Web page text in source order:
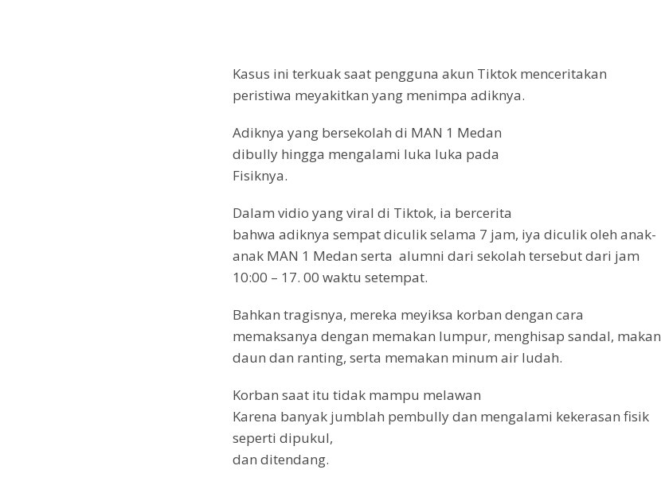
Kasus ini terkuak saat pengguna akun Tiktok menceritakan
peristiwa meyakitkan yang menimpa adiknya.
Adiknya yang bersekolah di MAN 1 Medan
dibully hingga mengalami luka luka pada
Fisiknya.
Dalam vidio yang viral di Tiktok, ia bercerita
bahwa adiknya sempat diculik selama 7 jam, iya diculik oleh anak-
anak MAN 1 Medan serta alumni dari sekolah tersebut dari jam
10:00 – 17. 00 waktu setempat.
Bahkan tragisnya, mereka meyiksa korban dengan cara
memaksanya dengan memakan lumpur, menghisap sandal, makan
daun dan ranting, serta memakan minum air ludah.
Korban saat itu tidak mampu melawan
Karena banyak jumblah pembully dan mengalami kekerasan fisik
seperti dipukul,
dan ditendang.